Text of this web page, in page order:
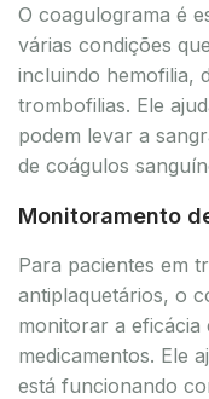
O coagulograma é
várias condições
incluindo hemofilia,
trombofilias. Ele
podem levar a
de coágulos
Monitoramento
Para pacientes em
antiplaquetários, o
monitorar a eficácia
medicamentos. Ele
está funcionando